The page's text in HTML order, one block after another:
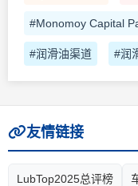
#Monomoy Capital
#润滑油渠道 #润
友情链接
LubTop2025总评榜